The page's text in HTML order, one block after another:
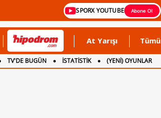
SPORX YOUTUBE Abone Ol
At Yarışı Tümü
TV'DE BUGÜN İSTATİSTİK
(YENİ) OYUNLAR